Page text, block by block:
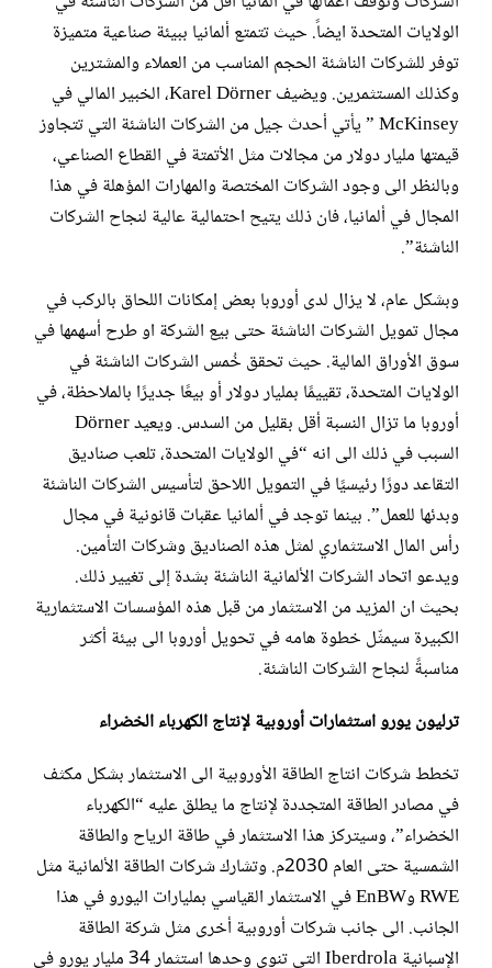
الولايات المتحدة ايضاً. حيث تتمتع ألمانيا ببيئة صناعية متميزة
توفر للشركات الناشئة الحجم المناسب من العملاء والمشترين
وكذلك المستثمرين. ويضيف Karel Dörner، الخبير المالي في
McKinsey ” يأتي أحدث جيل من الشركات الناشئة التي تتجاوز
قيمتها مليار دولار من مجالات مثل الأتمتة في القطاع الصناعي،
وبالنظر الى وجود الشركات المختصة والمهارات المؤهلة في هذا
المجال في ألمانيا، فان ذلك يتيح احتمالية عالية لنجاح الشركات
الناشئة”.
وبشكل عام، لا يزال لدى أوروبا بعض إمكانات اللحاق بالركب في
مجال تمويل الشركات الناشئة حتى بيع الشركة او طرح أسهمها في
سوق الأوراق المالية. حيث تحقق خُمس الشركات الناشئة في
الولايات المتحدة، تقييمًا بمليار دولار أو بيعًا جديرًا بالملاحظة، في
أوروبا ما تزال النسبة أقل بقليل من السدس. ويعيد Dörner
السبب في ذلك الى انه “في الولايات المتحدة، تلعب صناديق
التقاعد دورًا رئيسيًا في التمويل اللاحق لتأسيس الشركات الناشئة
وبدئها للعمل”. بينما توجد في ألمانيا عقبات قانونية في مجال
رأس المال الاستثماري لمثل هذه الصناديق وشركات التأمين.
ويدعو اتحاد الشركات الألمانية الناشئة بشدة إلى تغيير ذلك.
بحيث ان المزيد من الاستثمار من قبل هذه المؤسسات الاستثمارية
الكبيرة سيمثّل خطوة هامه في تحويل أوروبا الى بيئة أكثر
مناسبةً لنجاح الشركات الناشئة.
ترليون يورو استثمارات أوروبية لإنتاج الكهرباء الخضراء
تخطط شركات انتاج الطاقة الأوروبية الى الاستثمار بشكل مكثف
في مصادر الطاقة المتجددة لإنتاج ما يطلق عليه “الكهرباء
الخضراء”، وسيتركز هذا الاستثمار في طاقة الرياح والطاقة
الشمسية حتى العام 2030م. وتشارك شركات الطاقة الألمانية مثل
RWE وEnBW في الاستثمار القياسي بمليارات اليورو في هذا
الجانب. الى جانب شركات أوروبية أخرى مثل شركة الطاقة
الإسبانية Iberdrola التي تنوي وحدها استثمار 34 مليار يورو في